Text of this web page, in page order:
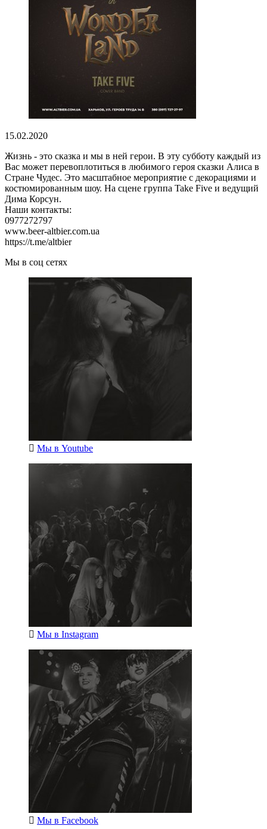
15.02.2020
Жизнь - это сказка и мы в ней герои. В эту субботу каждый из
Вас может перевоплотиться в любимого героя сказки Алиса в
Стране Чудес. Это масштабное мероприятие с декорациями и
костюмированным шоу. На сцене группа Take Five и ведущий
Дима Корсун.
Наши контакты:
0977272797
www.beer-altbier.com.ua
https://t.me/altbier
Мы в соц сетях
Мы в Youtube
Мы в Instagram
Мы в Facebook